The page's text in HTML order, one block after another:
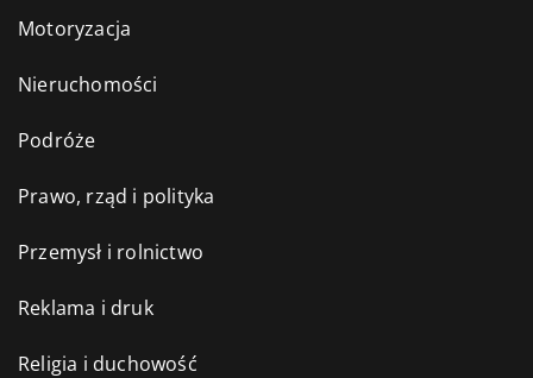
Motoryzacja
Nieruchomości
Podróże
Prawo, rząd i polityka
Przemysł i rolnictwo
Reklama i druk
Religia i duchowość